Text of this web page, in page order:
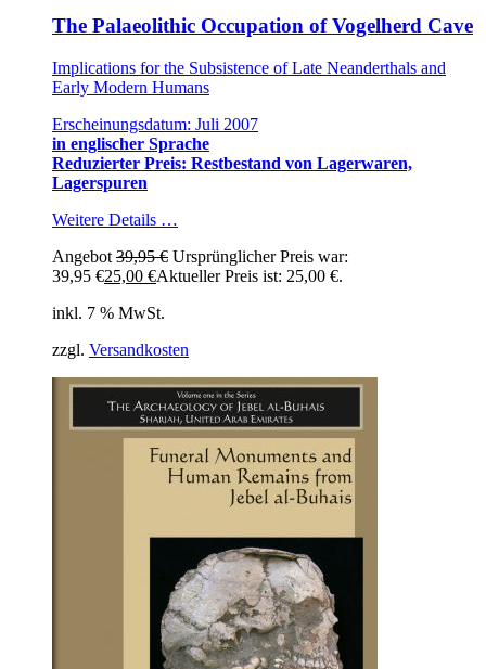
The Palaeolithic Occupation of Vogelherd Cave
Implications for the Subsistence of Late Neanderthals and
Early Modern Humans
Erscheinungsdatum: Juli 2007
in englischer Sprache
Reduzierter Preis: Restbestand von Lagerwaren,
Lagerspuren
Weitere Details …
Angebot 39,95€ Ursprünglicher Preis war:
39,95 €25,00 €Aktueller Preis ist: 25,00 €.
inkl. 7 % MwSt.
zzgl. Versandkosten